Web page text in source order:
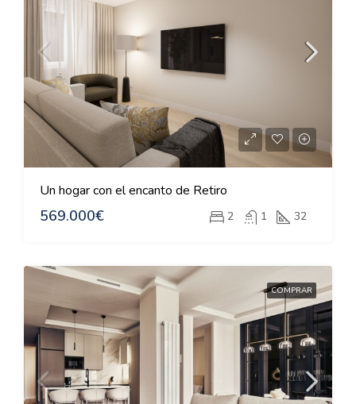
Un hogar con el encanto de Retiro
569.000€ 2 1 32
COMPRAR